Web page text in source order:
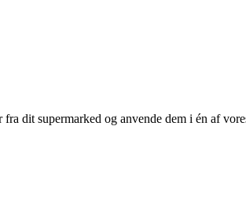
dit supermarked og anvende dem i én af